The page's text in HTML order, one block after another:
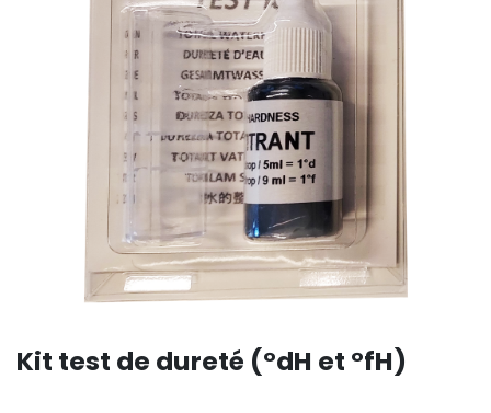
Kit test de dureté (°dH et °fH)